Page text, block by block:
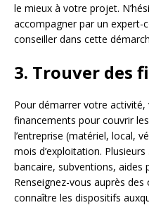
le mieux à votre projet.
accompagner par un
conseiller dans cette
3. Trouver des
Pour démarrer votre activité,
financements pour couvrir
l’entreprise (matériel, local,
mois d’exploitation.
bancaire, subventions, aides
Renseignez-vous auprès
connaître les dispositifs